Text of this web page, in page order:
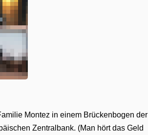
Montez in einem Brückenbogen der
Zentralbank. (Man hört das Geld